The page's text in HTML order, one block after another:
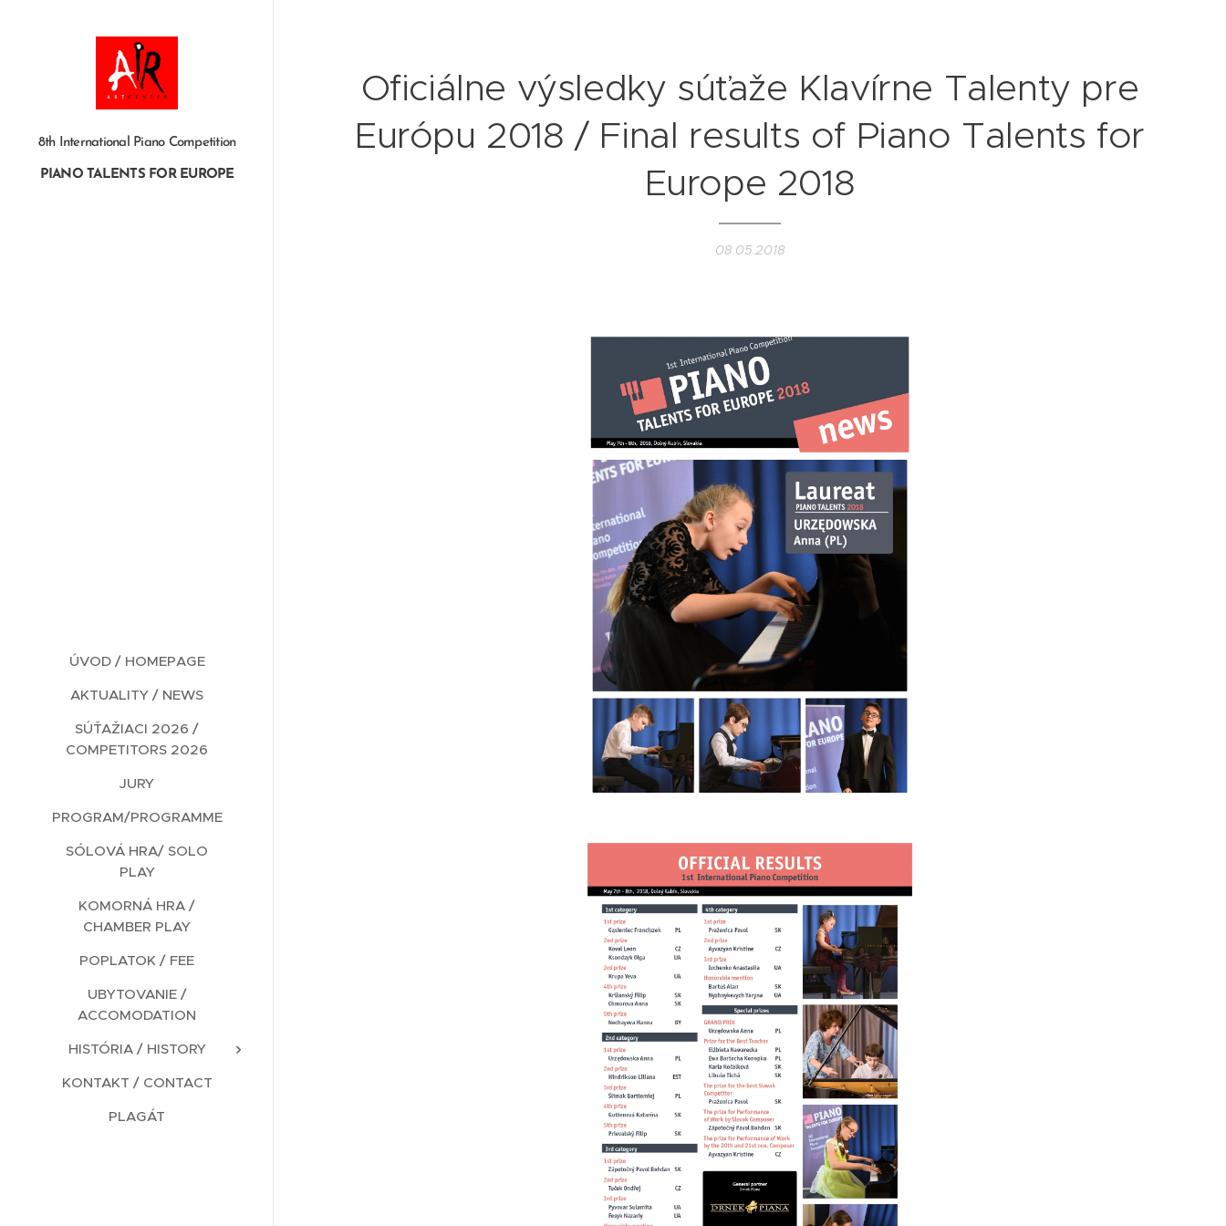
8th International Piano Competition
PIANO TALENTS FOR EUROPE
ÚVOD / HOMEPAGE
AKTUALITY / NEWS
SÚŤAŽIACI 2026 /
COMPETITORS 2026
JURY
PROGRAM/PROGRAMME
SÓLOVÁ HRA/ SOLO
PLAY
KOMORNÁ HRA /
CHAMBER PLAY
POPLATOK / FEE
UBYTOVANIE /
ACCOMODATION
HISTÓRIA / HISTORY
KONTAKT / CONTACT
PLAGÁT
Oficiálne výsledky súťaže Klavírne Talenty pre
Európu 2018 / Final results of Piano Talents for
Europe 2018
08.05.2018